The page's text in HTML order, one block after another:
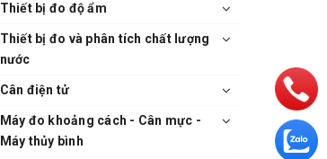
Thiết bị đo độ ẩm
Thiết bị đo và phân tích chất lượng
nước
Cân điện tử
Máy đo khoảng cách - Cân mực -
Máy thủy bình